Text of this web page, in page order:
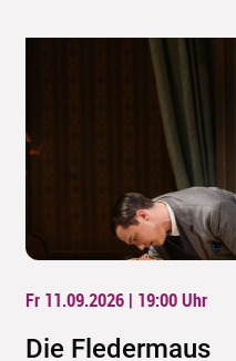
Fr 11.09.2026 | 19:00Uhr
Die Fledermaus